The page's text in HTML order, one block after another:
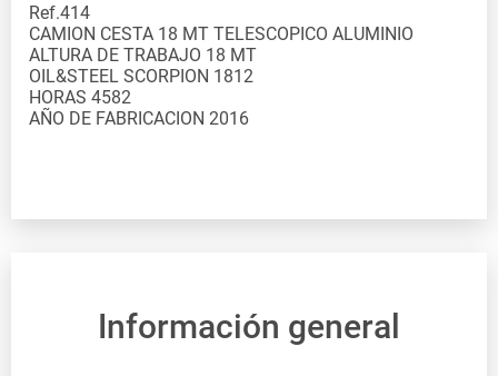
Ref.414 CAMION CESTA 18 MT TELESCOPICO ALUMINIO ALTURA DE TRABAJO 18 MT OIL&STEEL SCORPION 1812 HORAS 4582 AÑO DE FABRICACION 2016
Información general